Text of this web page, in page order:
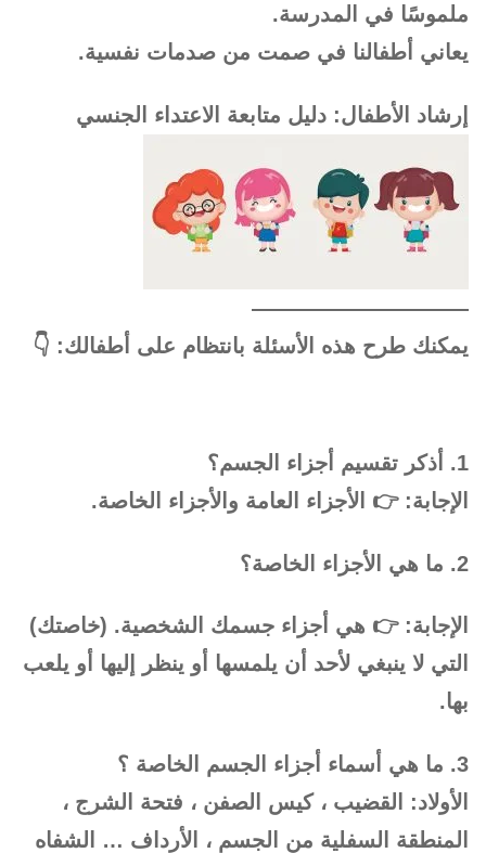
ملموسًا في المدرسة.
يعاني أطفالنا في صمت من صدمات نفسية.
إرشاد الأطفال: دليل متابعة الاعتداء الجنسي
——————————
يمكنك طرح هذه الأسئلة بانتظام على أطفالك: 👇
1. أذكر تقسيم أجزاء الجسم؟
الإجابة: 👉 الأجزاء العامة والأجزاء الخاصة.
2. ما هي الأجزاء الخاصة؟
الإجابة: 👉 هي أجزاء جسمك الشخصية. (خاصتك)
التي لا ينبغي لأحد أن يلمسها أو ينظر إليها أو يلعب
بها.
3. ما هي أسماء أجزاء الجسم الخاصة ؟
الأولاد: القضيب ، كيس الصفن ، فتحة الشرج ،
المنطقة السفلية من الجسم ، الأرداف … الشفاه